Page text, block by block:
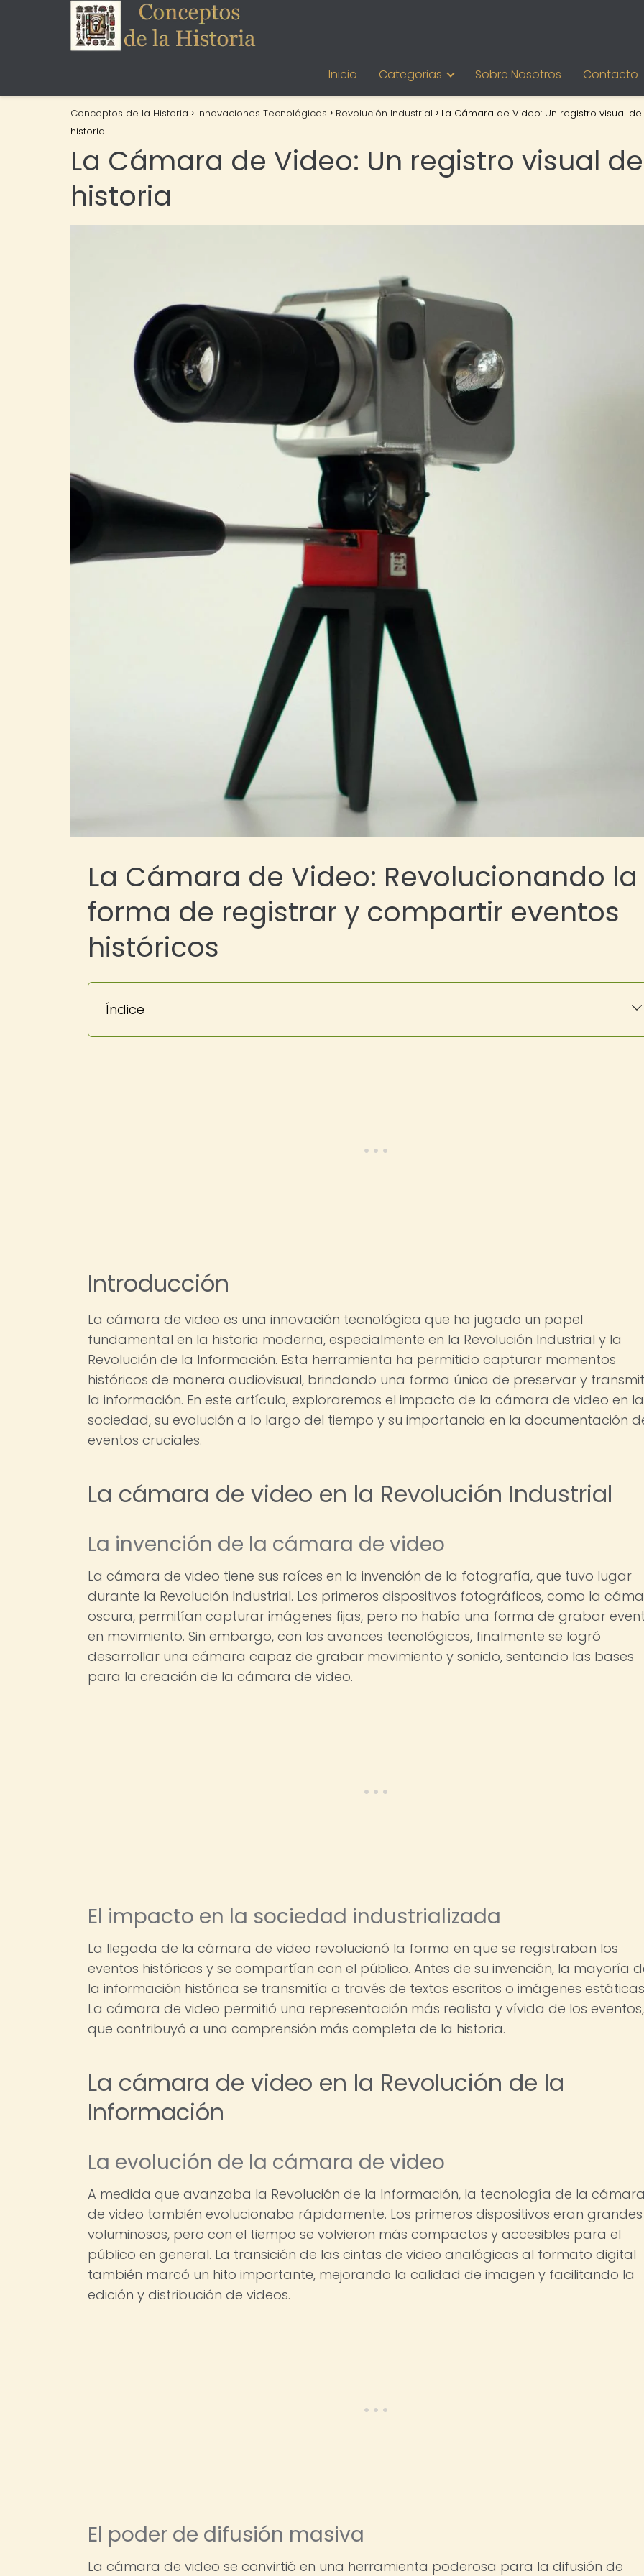
Inicio Categorias Sobre Nosotros Contacto
Conceptos de la Historia Innovaciones Tecnológicas Revolución Industrial
La Cámara de Video: Un registro visual
historia
La Cámara de Video: Un registro visual
historia
La Cámara de Video: Revolucionando la
forma de registrar y compartir eventos
históricos
Índice
Introducción
La cámara de video es una innovación tecnológica que ha jugado un papel
fundamental en la historia moderna, especialmente en la Revolución Industrial y la
Revolución de la Información. Esta herramienta ha permitido capturar momentos
históricos de manera audiovisual, brindando una forma única de preservar y
la información. En este artículo, exploraremos el impacto de la cámara de video en la
sociedad, su evolución a lo largo del tiempo y su importancia en la documentación
eventos cruciales.
La cámara de video en la Revolución Industrial
La invención de la cámara de video
La cámara de video tiene sus raíces en la invención de la fotografía, que tuvo lugar
durante la Revolución Industrial. Los primeros dispositivos fotográficos, como la
oscura, permitían capturar imágenes fijas, pero no había una forma de grabar
en movimiento. Sin embargo, con los avances tecnológicos, finalmente se logró
desarrollar una cámara capaz de grabar movimiento y sonido, sentando las bases
para la creación de la cámara de video.
El impacto en la sociedad industrializada
La llegada de la cámara de video revolucionó la forma en que se registraban los
eventos históricos y se compartían con el público. Antes de su invención, la mayoría
la información histórica se transmitía a través de textos escritos o imágenes
La cámara de video permitió una representación más realista y vívida de los
que contribuyó a una comprensión más completa de la historia.
La cámara de video en la Revolución de la
Información
La evolución de la cámara de video
A medida que avanzaba la Revolución de la Información, la tecnología de la
de video también evolucionaba rápidamente. Los primeros dispositivos eran
voluminosos, pero con el tiempo se volvieron más compactos y accesibles para el
público en general. La transición de las cintas de video analógicas al formato digital
también marcó un hito importante, mejorando la calidad de imagen y facilitando la
edición y distribución de videos.
El poder de difusión masiva
La cámara de video se convirtió en una herramienta poderosa para la difusión de